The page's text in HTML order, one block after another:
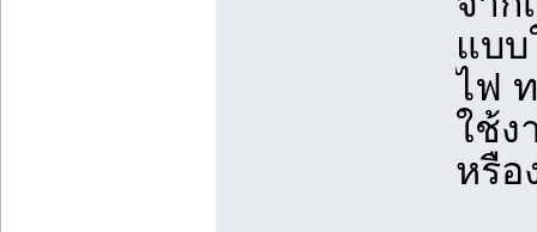
แบบ
ไฟ
ใช้ง
หรือ